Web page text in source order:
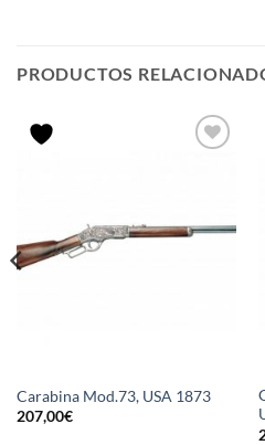
PRODUCTOS
Carabina Mod.73, USA 1873
207,00€